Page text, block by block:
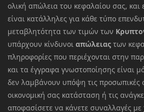
ολική απώλεια του κεφαλαίου σας, και
είναι κατάλληλες για κάθε τύπο
μεταβλητότητα των τιμών των
υπάρχουν κίνδυνοι απώλειας των
πληροφορίες που περιέχονται στην
και τα έγγραφα γνωστοποίησης είναι
δεν λαμβάνουν υπόψη τις προσωπικές
οικονομική σας κατάσταση ή τις
αποφασίσετε να κάνετε συναλλαγές με